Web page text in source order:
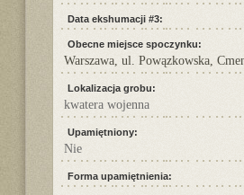
Data ekshumacji #3:
Obecne miejsce spoczynku:
Warszawa, ul. Powązkowska,
Lokalizacja grobu:
kwatera wojenna
Upamiętniony:
Nie
Forma upamiętnienia: